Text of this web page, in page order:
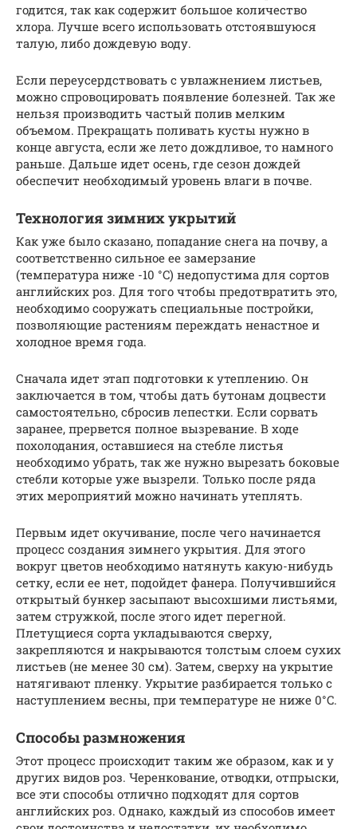
годится, так как содержит большое количество
хлора. Лучше всего использовать отстоявшуюся
талую, либо дождевую воду.
Если переусердствовать с увлажнением листьев,
можно спровоцировать появление болезней. Так же
нельзя производить частый полив мелким
объемом. Прекращать поливать кусты нужно в
конце августа, если же лето дождливое, то намного
раньше. Дальше идет осень, где сезон дождей
обеспечит необходимый уровень влаги в почве.
Технология зимних укрытий
Как уже было сказано, попадание снега на почву, а
соответственно сильное ее замерзание
(температура ниже -10 °C) недопустима для сортов
английских роз. Для того чтобы предотвратить это,
необходимо сооружать специальные постройки,
позволяющие растениям переждать ненастное и
холодное время года.
Сначала идет этап подготовки к утеплению. Он
заключается в том, чтобы дать бутонам доцвести
самостоятельно, сбросив лепестки. Если сорвать
заранее, прервется полное вызревание. В ходе
похолодания, оставшиеся на стебле листья
необходимо убрать, так же нужно вырезать боковые
стебли которые уже вызрели. Только после ряда
этих мероприятий можно начинать утеплять.
Первым идет окучивание, после чего начинается
процесс создания зимнего укрытия. Для этого
вокруг цветов необходимо натянуть какую-нибудь
сетку, если ее нет, подойдет фанера. Получившийся
открытый бункер засыпают высохшими листьями,
затем стружкой, после этого идет перегной.
Плетущиеся сорта укладываются сверху,
закрепляются и накрываются толстым слоем сухих
листьев (не менее 30 см). Затем, сверху на укрытие
натягивают пленку. Укрытие разбирается только с
наступлением весны, при температуре не ниже 0°C.
Способы размножения
Этот процесс происходит таким же образом, как и у
других видов роз. Черенкование, отводки, отпрыски,
все эти способы отлично подходят для сортов
английских роз. Однако, каждый из способов имеет